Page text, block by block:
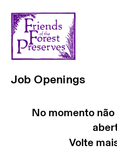
Job Openings
No momento
Volte